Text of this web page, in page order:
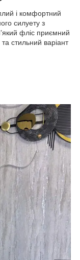
і комфортний
силуету з
фліс приємний
стильний варіант